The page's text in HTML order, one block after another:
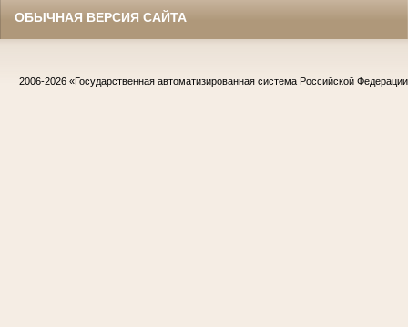
ОБЫЧНАЯ ВЕРСИЯ САЙТА
2006-2026 «Государственная автоматизированная система Российской